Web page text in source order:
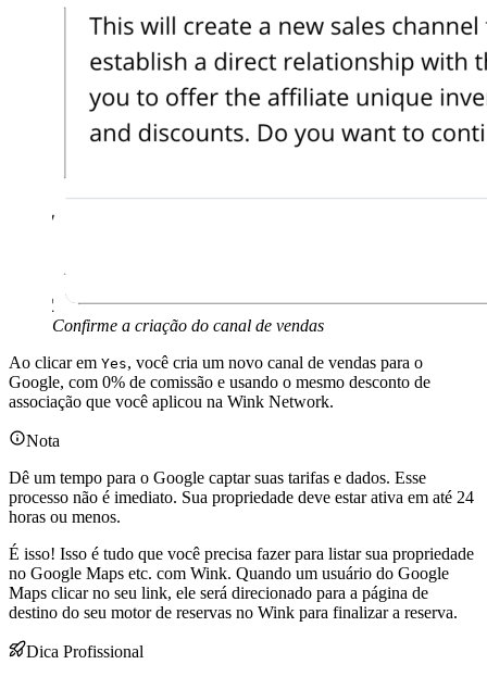
Confirme a criação do canal de vendas
Ao clicar em Yes, você cria um novo canal de vendas para o
Google, com 0% de comissão e usando o mesmo desconto de
associação que você aplicou na Wink Network.
Nota
Dê um tempo para o Google captar suas tarifas e dados. Esse
processo não é imediato. Sua propriedade deve estar ativa em até 24
horas ou menos.
É isso! Isso é tudo que você precisa fazer para listar sua propriedade
no Google Maps etc. com Wink. Quando um usuário do Google
Maps clicar no seu link, ele será direcionado para a página de
destino do seu motor de reservas no Wink para finalizar a reserva.
Dica Profissional